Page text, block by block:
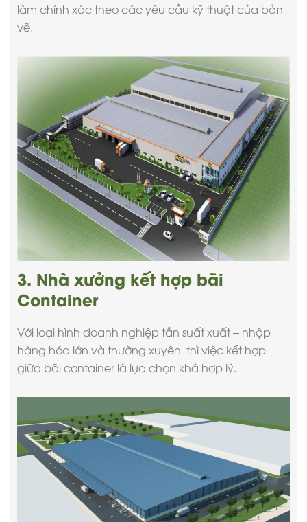
làm chính xác theo các yêu cầu kỹ thuật của bản
vẽ.
3. Nhà xưởng kết hợp bãi
Container
Với loại hình doanh nghiệp tần suất xuất – nhập
hàng hóa lớn và thường xuyên thì việc kết hợp
giữa bãi container là lựa chọn khá hợp lý.